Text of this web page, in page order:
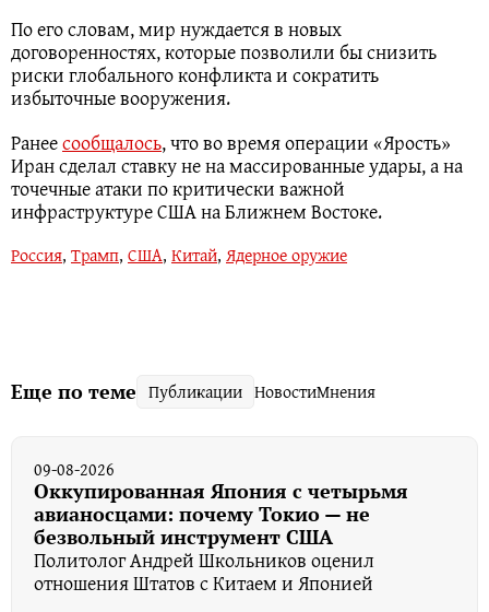
По его словам, мир нуждается в новых
договоренностях, которые позволили бы снизить
риски глобального конфликта и сократить
избыточные вооружения.
Ранеесообщалось, что во время операции «Ярость»
Иран сделал ставку не на массированные удары, а на
точечные атаки по критически важной
инфраструктуре США на Ближнем Востоке.
Россия, Трамп, США, Китай, Ядерное оружие
Еще по теме Публикации НовостиМнения
09-08-2026
Оккупированная Япония с четырьмя
авианосцами: почему Токио — не
безвольный инструмент США
Политолог ️Андрей Школьников оценил
отношения Штатов с Китаем и Японией